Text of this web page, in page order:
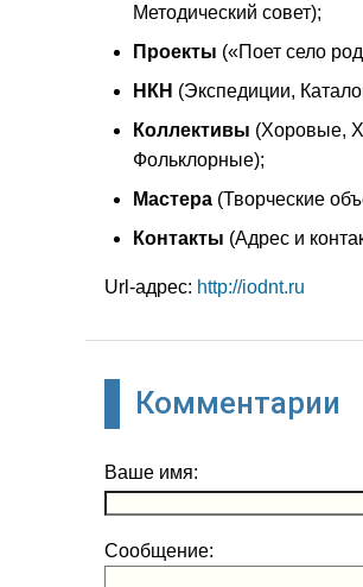
Методический совет);
Проекты («Поет село
НКН (Экспедиции,
Коллективы (Хоровые,
Фольклорные);
Мастера (Творческие
Контакты (Адрес и
Url-адрес: http://iodnt.ru
Комментарии
Ваше имя:
Сообщение: